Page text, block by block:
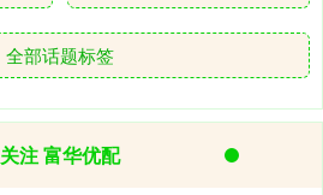
全部话题标签
关注 富华优配